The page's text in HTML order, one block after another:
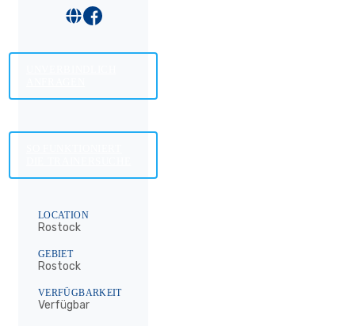
LOCATION
Rostock
GEBIET
Rostock
VERFÜGBARKEIT
Verfügbar